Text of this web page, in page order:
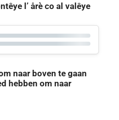
l’ årè co al valêye
naar boven te gaan
hebben om naar